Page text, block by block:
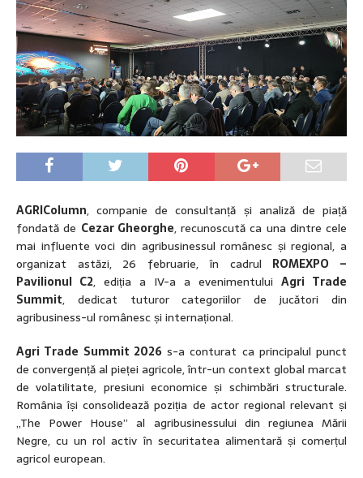
AGRIColumn, companie de consultanță și analiză de piață
fondată de Cezar Gheorghe, recunoscută ca una dintre cele
mai influente voci din agribusinessul românesc și regional, a
organizat astăzi, 26 februarie, în cadrul ROMEXPO –
Pavilionul C2, ediția a IV-a a evenimentului Agri Trade
Summit, dedicat tuturor categoriilor de jucători din
agribusiness-ul românesc și internațional.
Agri Trade Summit 2026 s-a conturat ca principalul punct
de convergență al pieței agricole, într-un context global marcat
de volatilitate, presiuni economice și schimbări structurale.
România își consolidează poziția de actor regional relevant și
„The Power House” al agribusinessului din regiunea Mării
Negre, cu un rol activ în securitatea alimentară și comerțul
agricol european.